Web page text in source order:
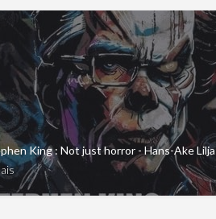
King : Not just horror - Hans-Ake Lilja